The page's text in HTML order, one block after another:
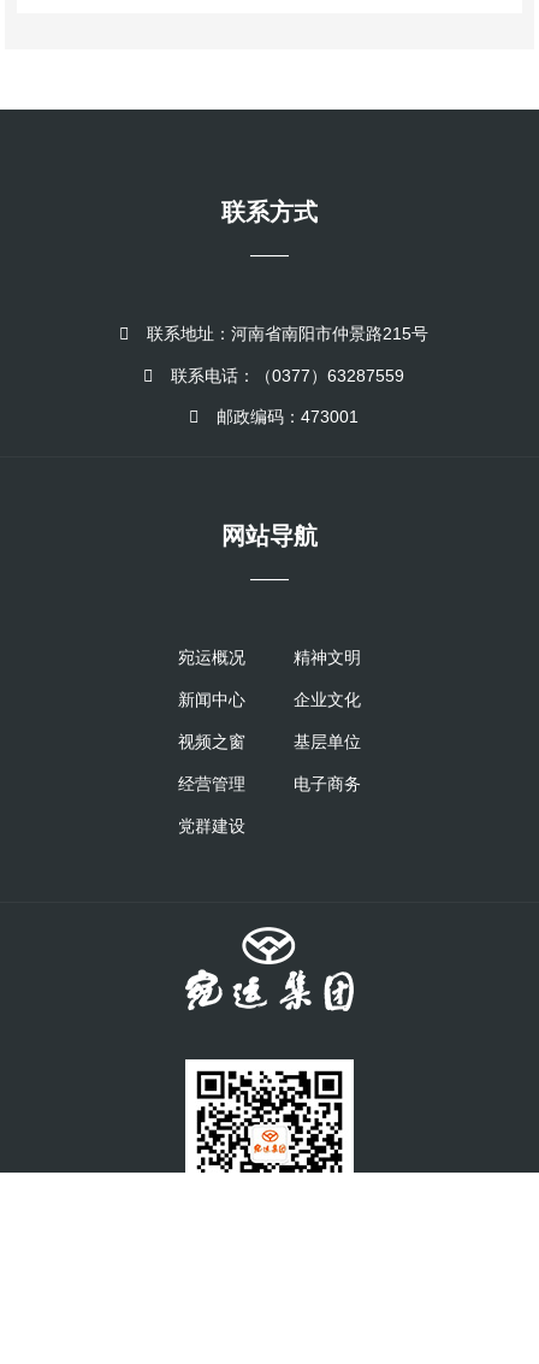
联系方式
——
联系地址：河南省南阳市仲景路215号
联系电话：（0377）63287559
邮政编码：473001
网站导航
——
宛运概况
新闻中心
视频之窗
经营管理
党群建设
精神文明
企业文化
基层单位
电子商务